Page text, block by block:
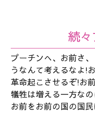
続
プーチンへ、お前さ
うなんて考えるなよ!
革命起こさせるぞ!お
犠牲は増える一方な
お前をお前の国の国